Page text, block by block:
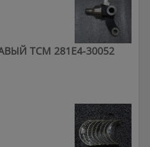
ТСМ 281E4-30052